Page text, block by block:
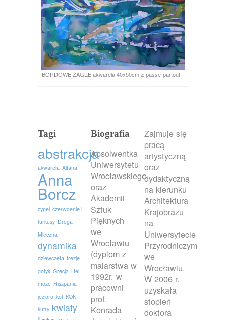
BORDOWE ŻAGLE akwarela 40x50cm z passe-partout
Tagi
abstrakcja
akwarela Altana
Anna
Borcz
cypel czerwoenie i
turkusy Droga
Mleczna
dynamika
dziewczęta frezje
gotyk Grecja Hel.
moze Hiszpania
jezioro kot KOŃ
kutry kwiaty
Biografia
Absolwentka
Uniwersytetu
Wrocławskiego
oraz
Akademii
Sztuk
Pięknych
we
Wrocławiu
(dyplom z
malarstwa w
1992r. w
pracowni
prof.
Konrada
Zajmuje się
pracą
artystyczną
oraz
dydaktyczną
na kierunku
Architektura
Krajobrazu
na
Uniwersytecie
Przyrodniczym
we
Wrocławiu.
W 2006 r.
uzyskała
stopień
doktora